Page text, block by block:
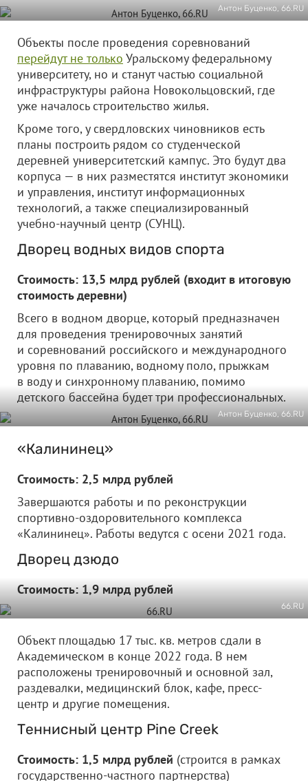
Антон Буценко, 66.RU
Объекты после проведения соревнований
перейдут не только Уральскому федеральному
университету, но и станут частью социальной
инфраструктуры района Новокольцовский, где
уже началось строительство жилья.
Кроме того, у свердловских чиновников есть
планы построить рядом со студенческой
деревней университетский кампус. Это будут два
корпуса — в них разместятся институт экономики
и управления, институт информационных
технологий, а также специализированный
учебно-научный центр (СУНЦ).
Дворец водных видов спорта
Стоимость: 13,5 млрд рублей (входит в итоговую
стоимость деревни)
Всего в водном дворце, который предназначен
для проведения тренировочных занятий
и соревнований российского и международного
уровня по плаванию, водному поло, прыжкам
в воду и синхронному плаванию, помимо
детского бассейна будет три профессиональных.
Антон Буценко, 66.RU
«Калининец»
Стоимость: 2,5 млрд рублей
Завершаются работы и по реконструкции
спортивно-оздоровительного комплекса
«Калининец». Работы ведутся с осени 2021 года.
Дворец дзюдо
Стоимость: 1,9 млрд рублей
66.RU
Объект площадью 17 тыс. кв. метров сдали в
Академическом в конце 2022 года. В нем
расположены тренировочный и основной зал,
раздевалки, медицинский блок, кафе, пресс-
центр и другие помещения.
Теннисный центр Pine Creek
Стоимость: 1,5 млрд рублей (строится в рамках
государственно-частного партнерства)